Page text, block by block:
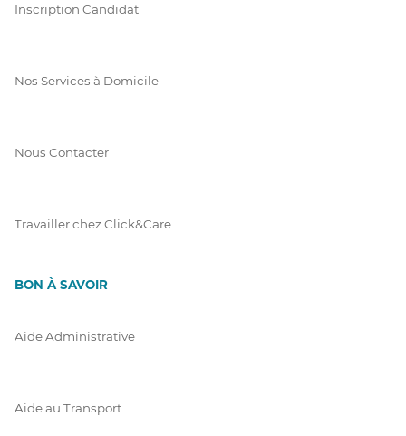
Inscription Candidat
Nos Services à Domicile
Nous Contacter
Travailler chez Click&Care
BON À SAVOIR
Aide Administrative
Aide au Transport